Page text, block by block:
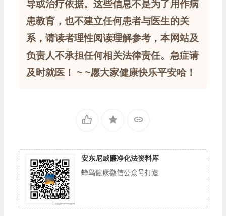
导或治疗依据。这些信息不是为了用作病
患教育，也不建立任何患者与医生的关
系，请读者理性阅读理解参考，本网站及
负责人不承担任何相关法律责任。急症请
及时就医！ ~ ~愿大家健康快乐平安哈！
安东尼威廉净化法资料库
蜂鸟健康微信公众号打造